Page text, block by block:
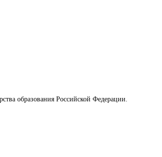
образования Российской Федерации.